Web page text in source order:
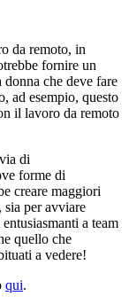
da remoto, in
fornire un
che deve fare
ad esempio, questo
il lavoro da remoto
di
forme di
creare maggiori
sia per avviare
a team
quello che
a vedere!
qui.